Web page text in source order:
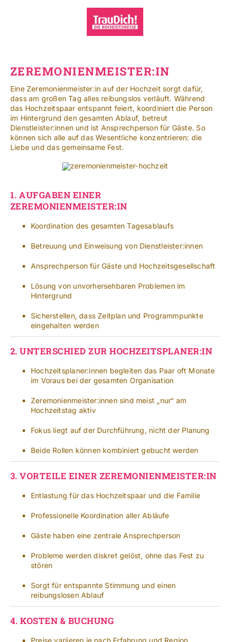
Mehr
SUCHE
NACH:
Leichte Sprache
ZEREMONIENMEISTER:IN
Eine Zeremonienmeister:in auf der Hochzeit sorgt dafür,
dass am großen Tag alles reibungslos verläuft. Während
das Hochzeitspaar entspannt feiert, koordiniert die Person
im Hintergrund den gesamten Ablauf, betreut
Dienstleister:innen und ist Ansprechperson für Gäste. So
können sich alle auf das Wesentliche konzentrieren: die
Liebe und das gemeinsame Fest.
1.AUFGABEN EINER
ZEREMONIENMEISTER:IN
Koordination des gesamten Tagesablaufs
Betreuung und Einweisung von Dienstleister:innen
Ansprechperson für Gäste und Hochzeitsgesellschaft
Lösung von unvorhersehbaren Problemen im
Hintergrund
Sicherstellen, dass Zeitplan und Programmpunkte
eingehalten werden
2.UNTERSCHIED ZUR HOCHZEITSPLANER:IN
Hochzeitsplaner:innen begleiten das Paar oft Monate
im Voraus bei der gesamten Organisation
Zeremonienmeister:innen sind meist „nur“ am
Hochzeitstag aktiv
Fokus liegt auf der Durchführung, nicht der Planung
Beide Rollen können kombiniert gebucht werden
3.VORTEILE EINER ZEREMONIENMEISTER:IN
Entlastung für das Hochzeitspaar und die Familie
Professionelle Koordination aller Abläufe
Gäste haben eine zentrale Ansprechperson
Probleme werden diskret gelöst, ohne das Fest zu
stören
Sorgt für entspannte Stimmung und einen
reibungslosen Ablauf
4.KOSTEN & BUCHUNG